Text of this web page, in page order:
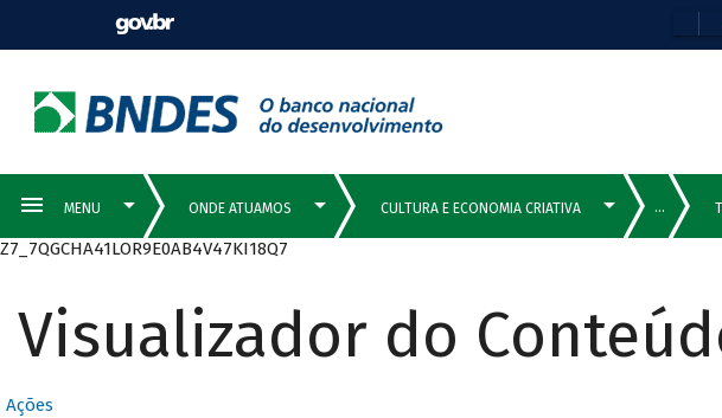
Z7_7QGCHA41LOR9E0AB4V47KI18Q7
Visualizador do
Ações